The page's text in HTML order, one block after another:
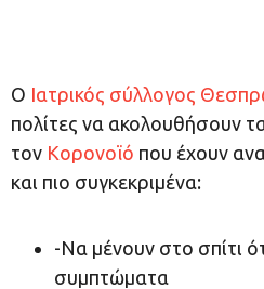
Ο Ιατρικός σύλλογος
πολίτες να ακολουθήσουν
τον Κορονοϊό που έχουν
και πιο συγκεκριμένα:
-Να μένουν στο σπίτι
συμπτώματα